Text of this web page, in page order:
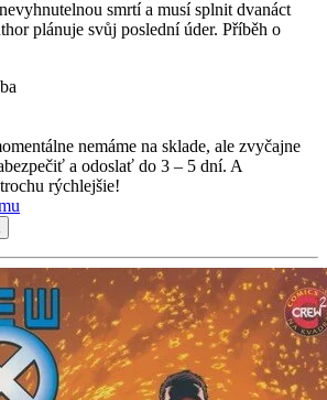
smrtí a musí splnit dvanáct
plánuje svůj poslední úder. Příběh o
nemáme na sklade, ale zvyčajne
a odoslať do 3 – 5 dní. A
rýchlejšie!